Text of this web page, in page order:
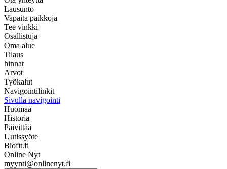
Lausunto
Vapaita paikkoja
Tee vinkki
Osallistuja
Oma alue
Tilaus
hinnat
Arvot
Työkalut
Navigointilinkit
Sivulla navigointi
Huomaa
Historia
Päivittää
Uutissyöte
Biofit.fi
Online Nyt
myynti@onlinenyt.fi